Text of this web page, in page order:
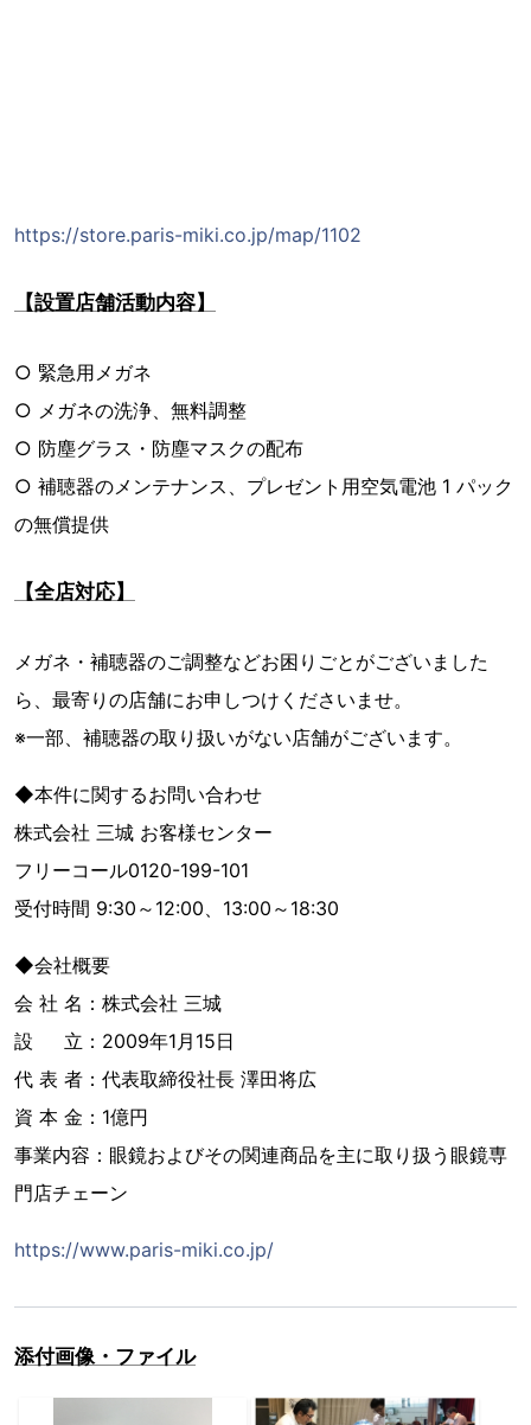
https://store.paris-miki.co.jp/map/1102
【設置店舗活動内容】
○ 緊急用メガネ
○ メガネの洗浄、無料調整
○ 防塵グラス・防塵マスクの配布
○ 補聴器のメンテナンス、プレゼント⽤空気電池 1 パック
の無償提供
【全店対応】
メガネ・補聴器のご調整などお困りごとがございました
ら、最寄りの店舗にお申しつけくださいませ。
※⼀部、補聴器の取り扱いがない店舗がございます。
◆本件に関するお問い合わせ
株式会社 三城 お客様センター
フリーコール0120-199-101
受付時間 9:30～12:00、13:00～18:30
◆会社概要
会 社 名：株式会社 三城
設 立：2009年1月15日
代 表 者：代表取締役社長 澤田将広
資 本 金：1億円
事業内容：眼鏡およびその関連商品を主に取り扱う眼鏡専
門店チェーン
https://www.paris-miki.co.jp/
添付画像・ファイル